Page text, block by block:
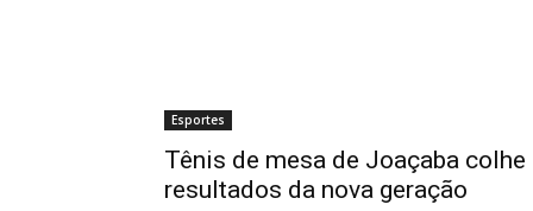
Esportes
Tênis de mesa de Joaçaba colhe
resultados da nova geração